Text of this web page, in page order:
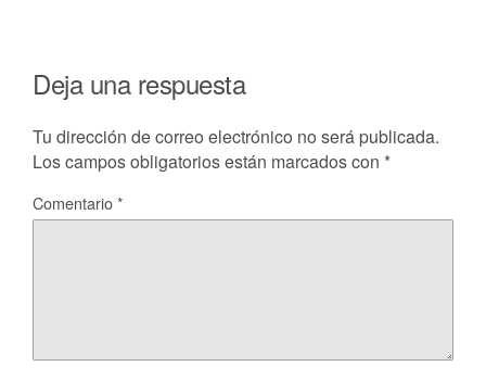
Deja una respuesta
Tu dirección de correo electrónico no será publicada.
Los campos obligatorios están marcados con *
Comentario*